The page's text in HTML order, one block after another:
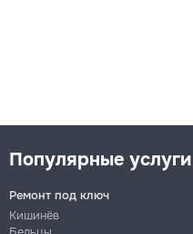
Популярные услуги
Ремонт под ключ
Кишинёв